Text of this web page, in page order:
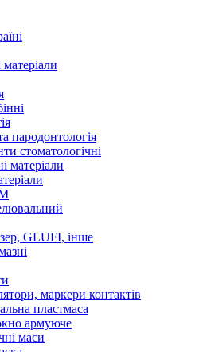
пародонтологія
стоматологічні
матеріали
GLUFI, інше
маркери контактів
пластмаса
армуюче
маси